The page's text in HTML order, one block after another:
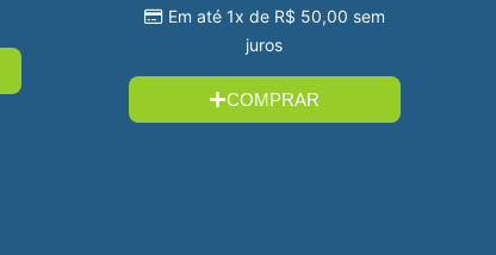
Em até 1x de R$ 50,00 sem
juros
COMPRAR